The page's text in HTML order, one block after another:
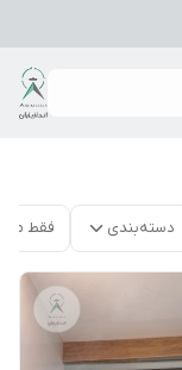
دسته‌بندی فقط